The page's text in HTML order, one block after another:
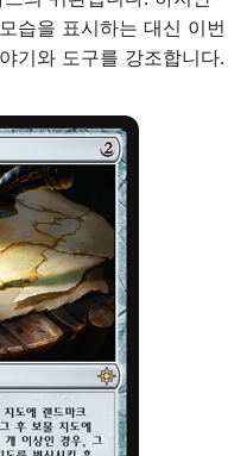
습을 표시하는 대신 이번
기와 도구를 강조합니다.